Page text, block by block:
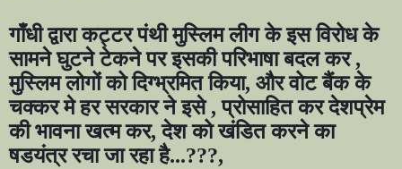
गाँधी द्वारा कट्टर पंथी मुस्लिम लीग के इस विरोध के
सामने घुटने टेकने पर इसकी परिभाषा बदल कर,
मुस्लिम लोगों को दिग्भ्रमित किया, और वोट बैंक के
चक्कर मे हर सरकार ने इसे,प्रोसाहित कर देशप्रेम
की भावना खत्म कर,देश को खंडित करने का
षडयंत्र रचा जा रहा है...???,